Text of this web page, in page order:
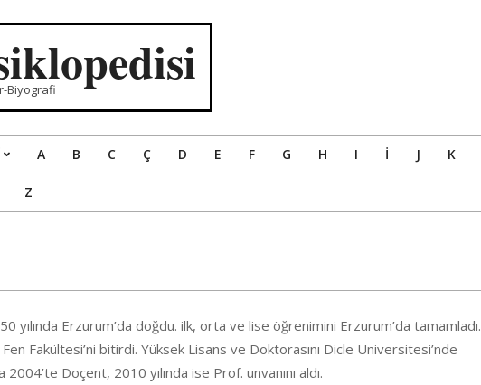
Biyografi
A B C Ç D E F G H I İ J K
Z
yılında Erzurum’da doğdu. ilk, orta ve lise öğrenimini Erzurum’da tamamladı.
Fakültesi’ni bitirdi. Yüksek Lisans ve Doktorasını Dicle Üniversitesi’nde
Doçent, 2010 yılında ise Prof. unvanını aldı.